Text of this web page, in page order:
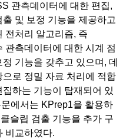
관측데이터에 대한 편집,
및 보정 기능을 제공하고
전처리 알고리즘, 즉
관측데이터에 대한 시계 점
기능을 갖추고 있으며, 데
로 정밀 자료 처리에 적합
하는 기능이 탑재되어 있
에서는 KPrep1을 활용하
슬립 검출 기능을 추가 구
비교하였다.